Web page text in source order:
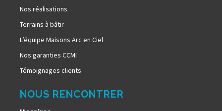
Nos réalisations
Terrains à bâtir
L’équipe Maisons Arc en Ciel
Nos garanties CCMI
Témoignages clients
NOUS RENCONTRER